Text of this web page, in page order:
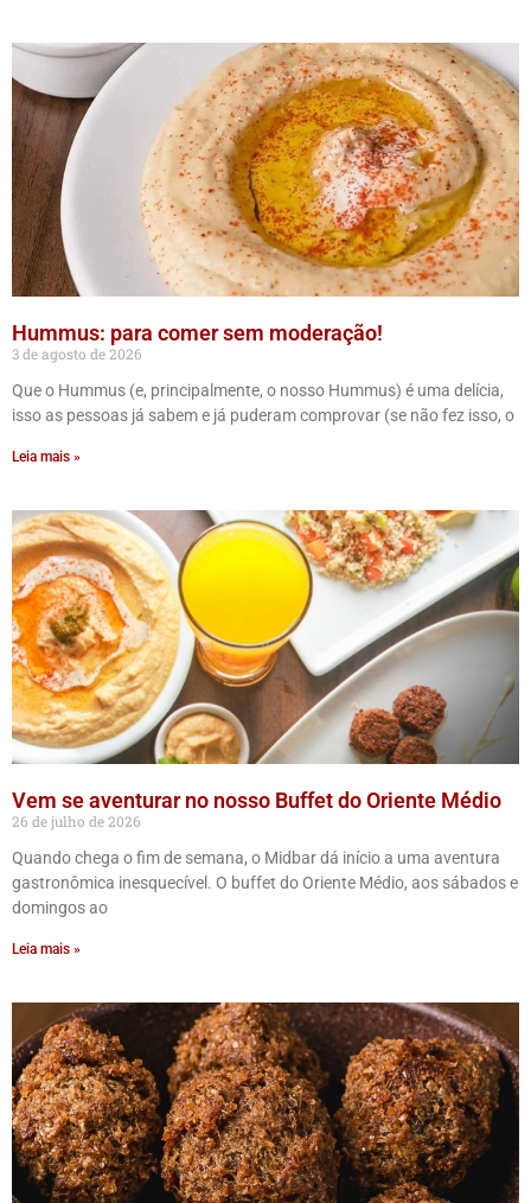
Hummus: para comer sem moderação!
3 de agosto de 2026
Que o Hummus (e, principalmente, o nosso Hummus) é uma delícia,
isso as pessoas já sabem e já puderam comprovar (se não fez isso, o
Leia mais »
Vem se aventurar no nosso Buffet do Oriente Médio
26 de julho de 2026
Quando chega o fim de semana, o Midbar dá início a uma aventura
gastronômica inesquecível. O buffet do Oriente Médio, aos sábados e
domingos ao
Leia mais »